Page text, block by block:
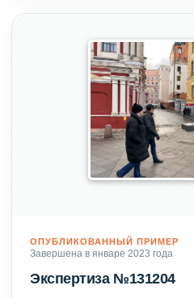
ОПУБЛИКОВАННЫЙ ПРИМЕР
Завершена в январе 2023 года
Экспертиза №131204